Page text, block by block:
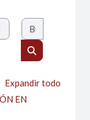
Buscar cursos
Expandir todo
EN